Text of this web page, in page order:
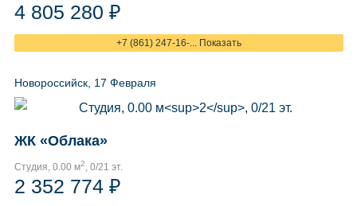
4 805 280 ₽
+7 (861) 247-16-... Показать
Новороссийск, 17 Февраля
ЖК «Облака»
Студия, 0.00 м2, 0/21 эт.
2 352 774 ₽